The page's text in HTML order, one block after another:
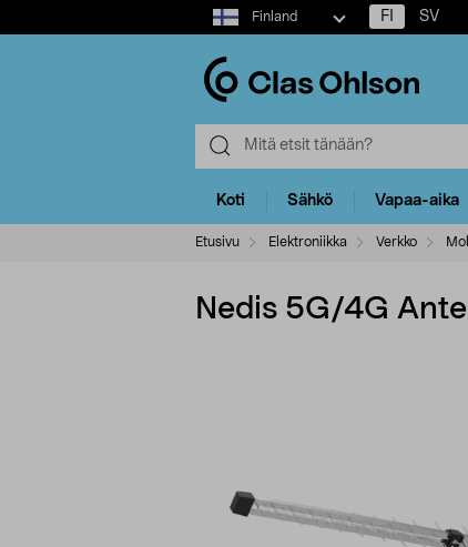
Select
market
Finland FI SV
Koti Sähkö Vapaa-aika
Etusivu Elektroniikka Verkko
Nedis 5G/4G